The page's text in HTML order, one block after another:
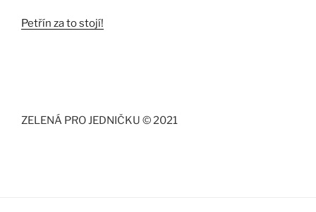
Petřín za to stojí!
ZELENÁ PRO JEDNIČKU © 2021